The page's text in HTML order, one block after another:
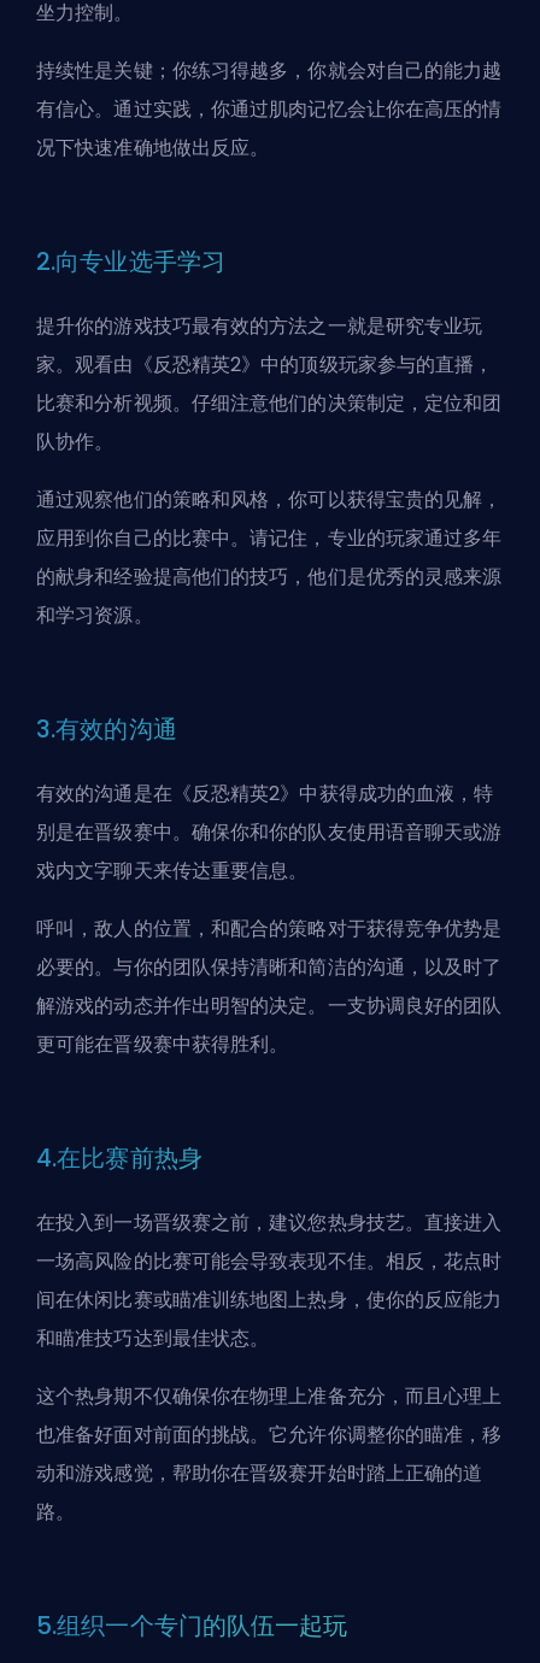
坐力控制。
持续性是关键；你练习得越多，你就会对自己的能力越
有信心。通过实践，你通过肌肉记忆会让你在高压的情
况下快速准确地做出反应。
2.向专业选手学习
提升你的游戏技巧最有效的方法之一就是研究专业玩
家。观看由《反恐精英2》中的顶级玩家参与的直播，
比赛和分析视频。仔细注意他们的决策制定，定位和团
队协作。
通过观察他们的策略和风格，你可以获得宝贵的见解，
应用到你自己的比赛中。请记住，专业的玩家通过多年
的献身和经验提高他们的技巧，他们是优秀的灵感来源
和学习资源。
3.有效的沟通
有效的沟通是在《反恐精英2》中获得成功的血液，特
别是在晋级赛中。确保你和你的队友使用语音聊天或游
戏内文字聊天来传达重要信息。
呼叫，敌人的位置，和配合的策略对于获得竞争优势是
必要的。与你的团队保持清晰和简洁的沟通，以及时了
解游戏的动态并作出明智的决定。一支协调良好的团队
更可能在晋级赛中获得胜利。
4.在比赛前热身
在投入到一场晋级赛之前，建议您热身技艺。直接进入
一场高风险的比赛可能会导致表现不佳。相反，花点时
间在休闲比赛或瞄准训练地图上热身，使你的反应能力
和瞄准技巧达到最佳状态。
这个热身期不仅确保你在物理上准备充分，而且心理上
也准备好面对前面的挑战。它允许你调整你的瞄准，移
动和游戏感觉，帮助你在晋级赛开始时踏上正确的道
路。
5.组织一个专门的队伍一起玩